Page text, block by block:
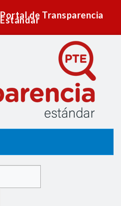
Portal de Transparencia
Estándar